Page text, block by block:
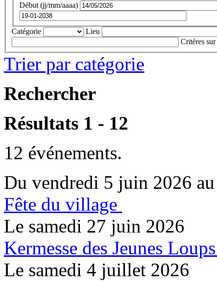
Début (jj/mm/aaaa)
Catégorie
Lieu
Critères sur
Trier par catégorie
Rechercher
Résultats 1 - 12
12 événements.
Du vendredi 5 juin 2026
Fête du village
Le samedi 27 juin 2026
Kermesse des Jeunes Loups
Le samedi 4 juillet 2026